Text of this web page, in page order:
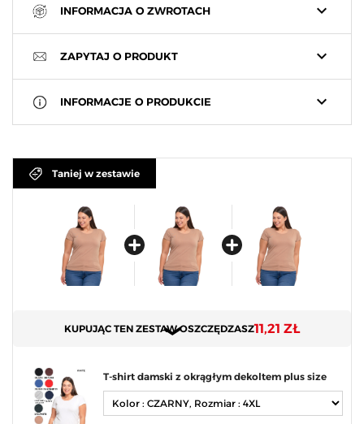
keyboard_arrow_down
INFORMACJA O ZWROTACH
keyboard_arrow_down
ZAPYTAJ O PRODUKT
keyboard_arrow_down
INFORMACJE O PRODUKCIE
Taniej w zestawie
KUPUJĄC TEN ZESTAW OSZCZĘDZASZ11,21 ZŁ
T-shirt damski z okrągłym dekoltem plus size